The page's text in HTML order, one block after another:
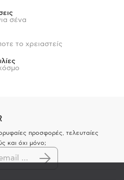
σένα
το χρειαστείς
προσφορές, τελευταίες
και όχι μόνο;